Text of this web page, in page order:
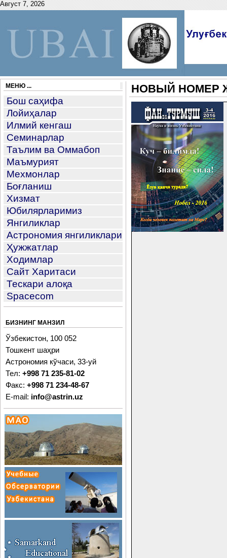
Август 7, 2026
МЕНЮ ...
Бош саҳифа
Лойиҳалар
Илмий кенгаш
Семинарлар
Таълим ва Оммабоп
Маъмурият
Мехмонлар
Боғланиш
Хизмат
Юбилярларимиз
Янгиликлар
Астрономия янгиликлари
Ҳужжатлар
Ходимлар
Сайт Харитаси
Тескари алоқа
Spacecom
БИЗНИНГ МАНЗИЛ
Ўзбекистон, 100 052
Тошкент шаҳри
Астрономия кўчаси, 33-уй
Тел: +998 71 235-81-02
Факс: +998 71 234-48-67
E-mail: info@astrin.uz
НОВЫЙ НОМЕР